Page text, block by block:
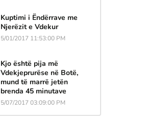
Kuptimi i Ëndërrave me
Njerëzit e Vdekur
5/01/2017 11:53:00 PM
Kjo është pija më
Vdekjeprurëse në Botë,
mund të marrë jetën
brenda 45 minutave
5/07/2017 03:09:00 PM